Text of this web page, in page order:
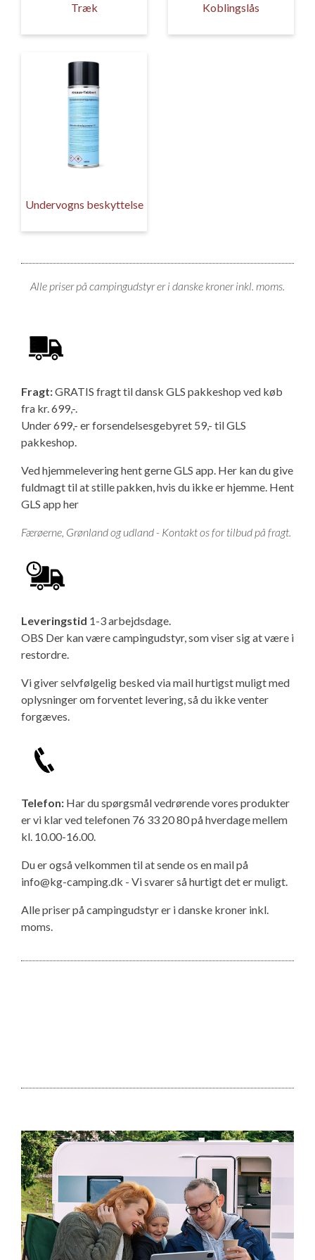
Isabella Opstillingsvejledninger
GPDR - Optagelse af foto og video
Træk Koblingslås
Undervogns beskyttelse
Alle priser på campingudstyr er i danske kroner inkl. moms.
Fragt:GRATIS fragt til dansk GLS pakkeshop ved køb
fra kr. 699,-.
Under 699,- er forsendelsesgebyret 59,- til GLS
pakkeshop.
Ved hjemmelevering hent gerne GLS app. Her kan du give
fuldmagt til at stille pakken, hvis du ikke er hjemme. Hent
GLS app her
Færøerne, Grønland og udland - Kontakt os for tilbud på fragt.
Leveringstid 1-3 arbejdsdage.
OBS Der kan være campingudstyr, som viser sig at være i
restordre.
Vi giver selvfølgelig besked via mail hurtigst muligt med
oplysninger om forventet levering, så du ikke venter
forgæves.
Telefon: Har du spørgsmål vedrørende vores produkter
er vi klar ved telefonen 76 33 20 80 på hverdage mellem
kl. 10.00-16.00.
Du er også velkommen til at sende os en mail på
info@kg-camping.dk - Vi svarer så hurtigt det er muligt.
Alle priser på campingudstyr er i danske kroner inkl.
moms.